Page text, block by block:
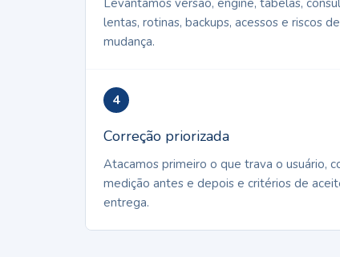
Levantamos versão, engine, tabelas,
lentas, rotinas, backups, acessos e riscos de
mudança.
4
Correção priorizada
Atacamos primeiro o que trava o usuário,
medição antes e depois e critérios de
entrega.